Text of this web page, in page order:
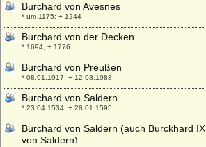
Burchard von Avesnes
* um 1175; + 1244
Burchard von der Decken
* 1694; + 1776
Burchard von Preußen
* 08.01.1917; + 12.08.1988
Burchard von Saldern
* 23.04.1534; + 28.01.1595
Burchard von Saldern (auch Burckhard IX.
von Saldern)